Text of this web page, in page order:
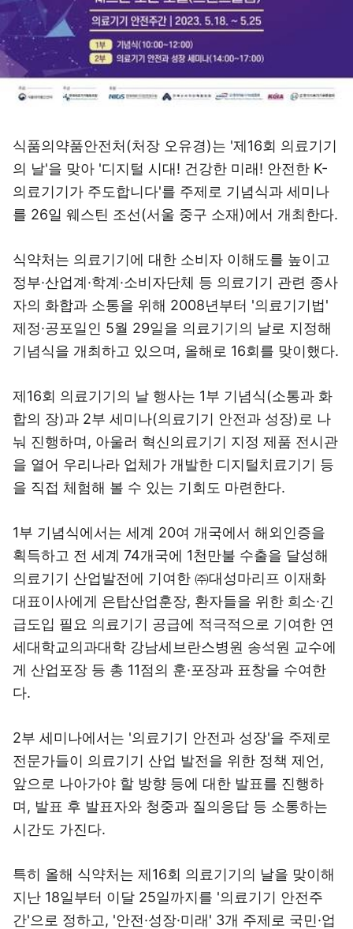
식품의약품안전처(처장 오유경)는 '제16회 의료기기
의 날'을 맞아 '디지털 시대! 건강한 미래! 안전한 K-
의료기기가 주도합니다'를 주제로 기념식과 세미나
를 26일 웨스틴 조선(서울 중구 소재)에서 개최한다.
식약처는 의료기기에 대한 소비자 이해도를 높이고
정부·산업계·학계·소비자단체 등 의료기기 관련 종사
자의 화합과 소통을 위해 2008년부터 '의료기기법'
제정·공포일인 5월 29일을 의료기기의 날로 지정해
기념식을 개최하고 있으며, 올해로 16회를 맞이했다.
제16회 의료기기의 날 행사는 1부 기념식(소통과 화
합의 장)과 2부 세미나(의료기기 안전과 성장)로 나
눠 진행하며, 아울러 혁신의료기기 지정 제품 전시관
을 열어 우리나라 업체가 개발한 디지털치료기기 등
을 직접 체험해 볼 수 있는 기회도 마련한다.
1부 기념식에서는 세계 20여 개국에서 해외인증을
획득하고 전 세계 74개국에 1천만불 수출을 달성해
의료기기 산업발전에 기여한 ㈜대성마리프 이재화
대표이사에게 은탑산업훈장, 환자들을 위한 희소·긴
급도입 필요 의료기기 공급에 적극적으로 기여한 연
세대학교의과대학 강남세브란스병원 송석원 교수에
게 산업포장 등 총 11점의 훈·포장과 표창을 수여한
다.
2부 세미나에서는 '의료기기 안전과 성장'을 주제로
전문가들이 의료기기 산업 발전을 위한 정책 제언,
앞으로 나아가야 할 방향 등에 대한 발표를 진행하
며, 발표 후 발표자와 청중과 질의응답 등 소통하는
시간도 가진다.
특히 올해 식약처는 제16회 의료기기의 날을 맞이해
지난 18일부터 이달 25일까지를 '의료기기 안전주
간'으로 정하고, '안전·성장·미래' 3개 주제로 국민·업